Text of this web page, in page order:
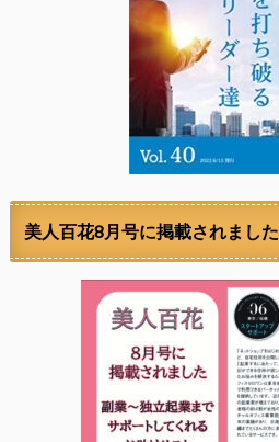
美人百花8月号に掲載されました